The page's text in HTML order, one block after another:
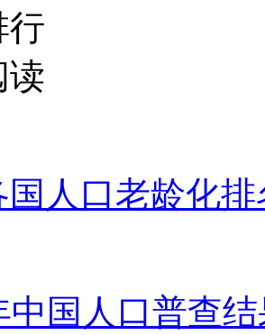
行
读
国人口老龄化
中国人口普查